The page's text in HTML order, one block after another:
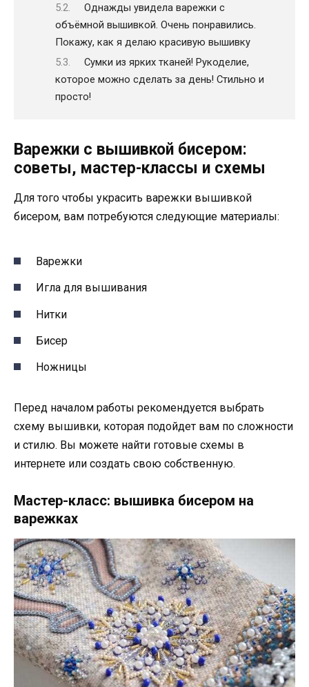
Однажды увидела варежки с
объёмной вышивкой. Очень понравились.
Покажу, как я делаю красивую вышивку
Сумки из ярких тканей! Рукоделие,
которое можно сделать за день! Стильно и
просто!
Варежки с вышивкой бисером:
советы, мастер-классы и схемы
Для того чтобы украсить варежки вышивкой
бисером, вам потребуются следующие материалы:
Варежки
Игла для вышивания
Нитки
Бисер
Ножницы
Перед началом работы рекомендуется выбрать
схему вышивки, которая подойдет вам по сложности
и стилю. Вы можете найти готовые схемы в
интернете или создать свою собственную.
Мастер-класс: вышивка бисером на
варежках